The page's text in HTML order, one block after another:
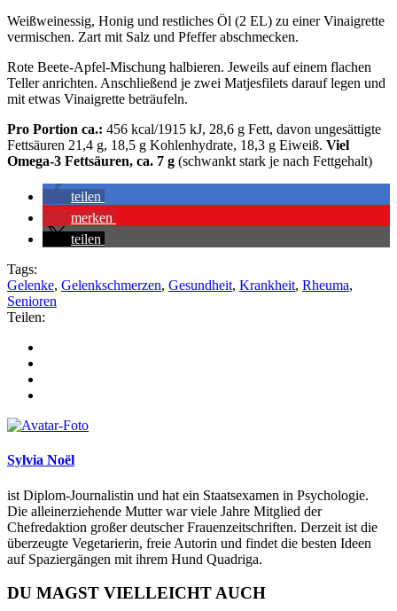
Weißweinessig, Honig und restliches Öl (2 EL) zu einer Vinaigrette
vermischen. Zart mit Salz und Pfeffer abschmecken.
Rote Beete-Apfel-Mischung halbieren. Jeweils auf einem flachen
Teller anrichten. Anschließend je zwei Matjesfilets darauf legen und
mit etwas Vinaigrette beträufeln.
Pro Portion ca.: 456 kcal/1915 kJ, 28,6 g Fett, davon ungesättigte
Fettsäuren 21,4 g, 18,5 g Kohlenhydrate, 18,3 g Eiweiß. Viel
Omega-3 Fettsäuren, ca. 7 g (schwankt stark je nach Fettgehalt)
teilen
merken
teilen
Tags:
Gelenke, Gelenkschmerzen, Gesundheit, Krankheit, Rheuma,
Senioren
Teilen:
Sylvia Noël
ist Diplom-Journalistin und hat ein Staatsexamen in Psychologie.
Die alleinerziehende Mutter war viele Jahre Mitglied der
Chefredaktion großer deutscher Frauenzeitschriften. Derzeit ist die
überzeugte Vegetarierin, freie Autorin und findet die besten Ideen
auf Spaziergängen mit ihrem Hund Quadriga.
DU MAGST VIELLEICHT AUCH